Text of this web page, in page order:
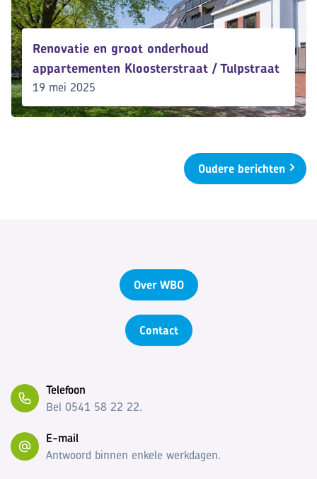
Renovatie en groot onderhoud
appartementen Kloosterstraat / Tulpstraat
19 mei 2025
Oudere berichten
Over WBO
Contact
Telefoon
Bel 0541 58 22 22.
E-mail
Antwoord binnen enkele werkdagen.